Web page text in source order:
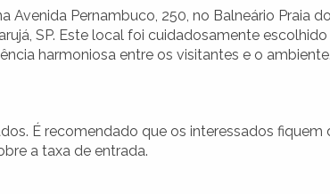
Avenida Pernambuco, 250, no Balneário Praia
SP. Este local foi cuidadosamente escolhido
harmoniosa entre os visitantes e o
É recomendado que os interessados fiquem
a taxa de entrada.